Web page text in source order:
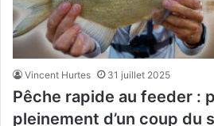
Vincent Hurtes 31 juillet 2025
Pêche rapide au feeder :
pleinement d’un coup du